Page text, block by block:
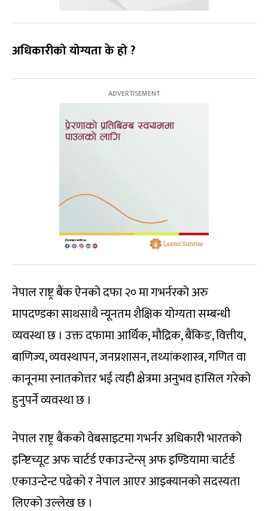
अधिकारीको योग्यता के हो ?
नेपाल राष्ट्र बैंक ऐनको दफा २० मा गभर्नरको अरु
मापदण्डका साथसाथै न्यूनतम शैक्षिक योग्यता सम्बन्धी
व्यवस्था छ । उक्त दफामा आर्थिक, मौद्रिक, बैंकिङ, वित्तीय,
बाणिज्य, व्यवस्थापन, जनप्रशासन, तथ्यांकशास्त्र, गणित वा
कानूनमा स्नातकोत्तर भई त्यही क्षेत्रमा अनुभव हासिल गरेको
हुनुपर्ने व्यवस्था छ ।
नेपाल राष्ट्र बैंकको वेबसाइटमा गभर्नर अधिकारी भारतको
इन्ष्टिच्यूट अफ चार्टर्ड एकाउन्टेन्स् अफ इण्डियामा चार्टर्ड
एकाउन्टेन्ट पढेको र नेपाल आएर आइक्यानको सदस्यता
लिएको उल्लेख छ ।